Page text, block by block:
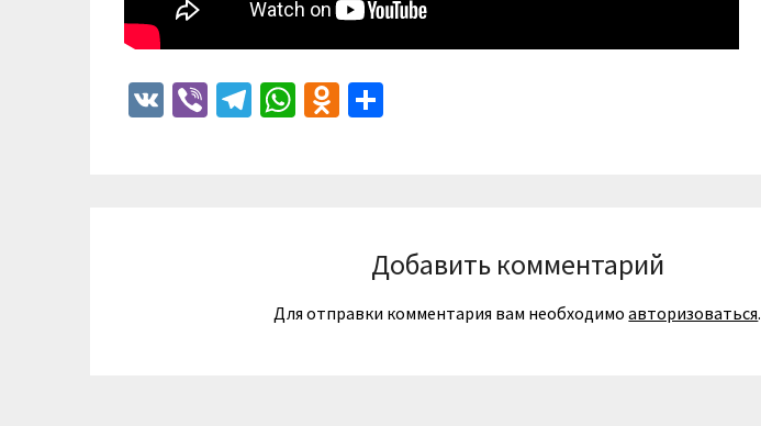
VK ViberTelegram
WhatsApp
Odnoklassniki
Добавить комментарий
Для отправки комментария вам необходимоавторизоваться.